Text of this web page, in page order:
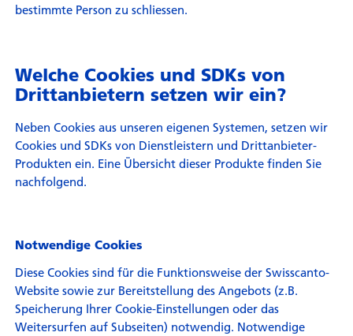
bestimmte Person zu schliessen.
Welche Cookies und SDKs von
Drittanbietern setzen wir ein?
Neben Cookies aus unseren eigenen Systemen, setzen wir
Cookies und SDKs von Dienstleistern und Drittanbieter-
Produkten ein. Eine Übersicht dieser Produkte finden Sie
nachfolgend.
Notwendige Cookies
Diese Cookies sind für die Funktionsweise der Swisscanto-
Website sowie zur Bereitstellung des Angebots (z.B.
Speicherung Ihrer Cookie-Einstellungen oder das
Weitersurfen auf Subseiten) notwendig. Notwendige